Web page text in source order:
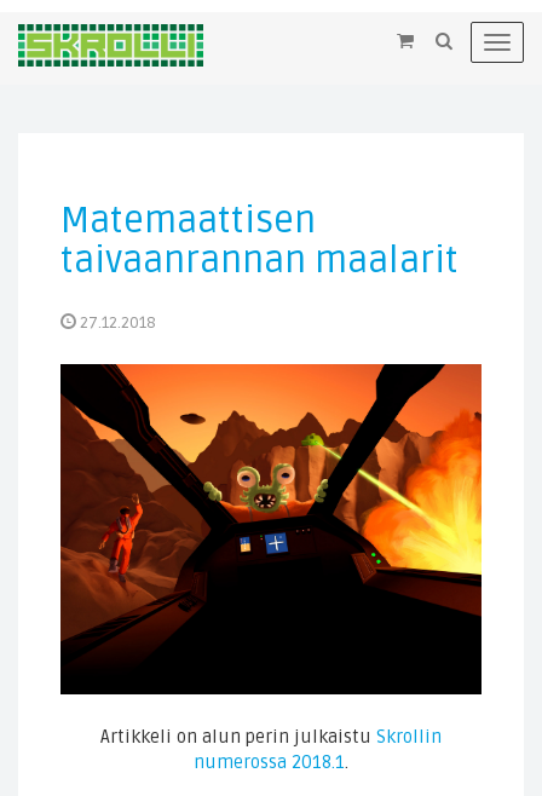
×
Matemaattisen
taivaanrannan maalarit
27.12.2018
Artikkeli on alun perin julkaistu Skrollin
numerossa 2018.1.